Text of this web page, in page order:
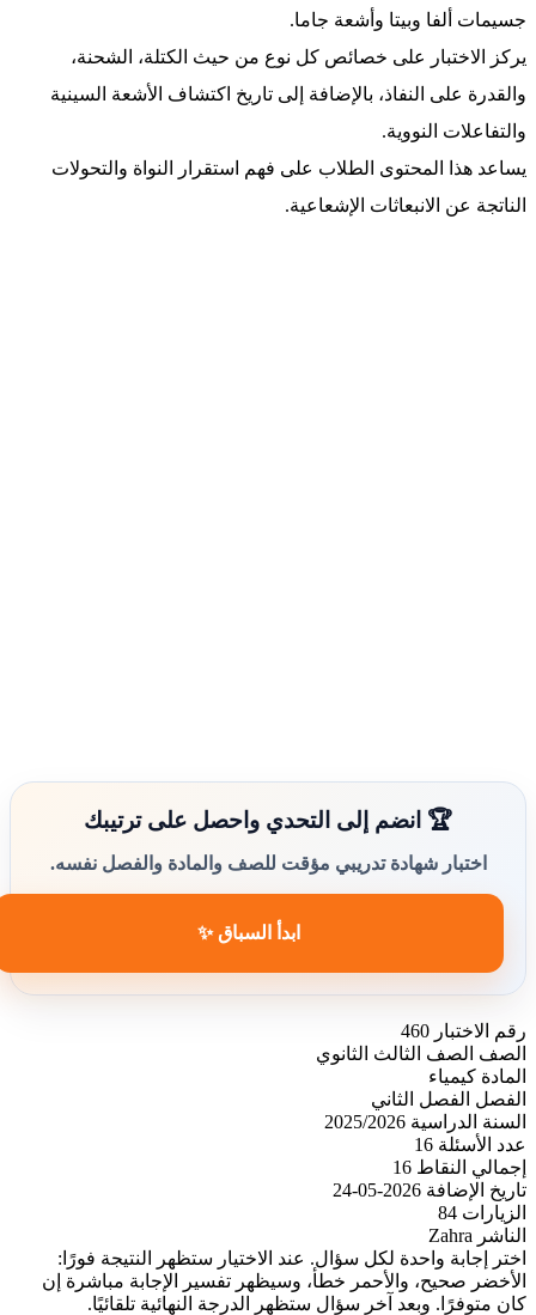
جسيمات ألفا وبيتا وأشعة جاما.
يركز الاختبار على خصائص كل نوع من حيث الكتلة، الشحنة،
والقدرة على النفاذ، بالإضافة إلى تاريخ اكتشاف الأشعة السينية
والتفاعلات النووية.
يساعد هذا المحتوى الطلاب على فهم استقرار النواة والتحولات
الناتجة عن الانبعاثات الإشعاعية.
🏆 انضم إلى التحدي واحصل على ترتيبك
اختبار شهادة تدريبي مؤقت للصف والمادة والفصل نفسه.
ابدأ السباق ✨
رقم الاختبار 460
الصف
الصف الثالث الثانوي
المادة كيمياء
الفصل
الفصل الثاني
السنة الدراسية 2025/2026
عدد الأسئلة 16
إجمالي النقاط 16
تاريخ الإضافة 2026-05-24
الزيارات 84
الناشر Zahra
اختر إجابة واحدة لكل سؤال. عند الاختيار ستظهر النتيجة فورًا:
الأخضر صحيح، والأحمر خطأ، وسيظهر تفسير الإجابة مباشرة إن
كان متوفرًا. وبعد آخر سؤال ستظهر الدرجة النهائية تلقائيًا.